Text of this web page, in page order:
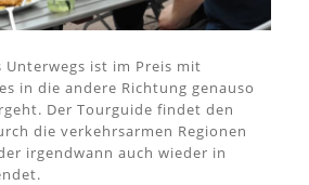
Unterwegs ist im Preis mit
in die andere Richtung genauso
Der Tourguide findet den
die verkehrsarmen Regionen
irgendwann auch wieder in